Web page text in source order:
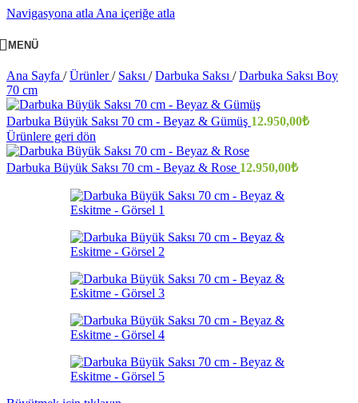
Navigasyona atla Ana içeriğe atla
MENÜ
Ana Sayfa / Ürünler/ Saksı / Darbuka Saksı / Darbuka Saksı Boy
70 cm
Darbuka Büyük Saksı 70 cm - Beyaz & Gümüş 12.950,00₺
Ürünlere geri dön
Darbuka Büyük Saksı 70 cm - Beyaz & Rose 12.950,00₺